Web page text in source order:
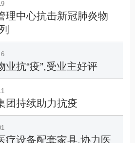
理中心抗击新冠肺炎物
业抗“疫”,受业主好评
团持续助力抗疫
疗设备配套家具,协力医